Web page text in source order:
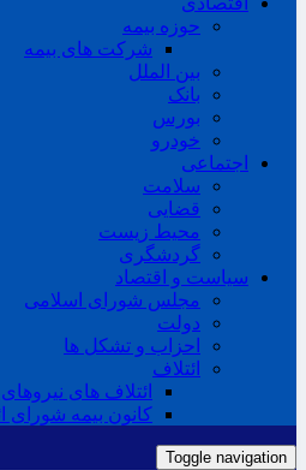
حوزه بیمه
شرکت های بیمه
بین الملل
بانک
بورس
خودرو
اجتماعی
سلامت
قضایی
محیط زیست
گردشگری
سیاست و اقتصاد
مجلس شورای اسلامی
دولت
احزاب و تشکل ها
ائتلاف
ائتلاف های
کانون بیمه شورای
Toggle navigation